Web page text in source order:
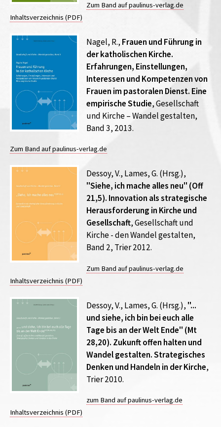
Zum Band auf paulinus-verlag.de
Inhaltsverzeichnis (PDF)
Nagel, R.,Frauen und Führung in
der katholischen Kirche.
Erfahrungen, Einstellungen,
Interessen und Kompetenzen von
Frauen im pastoralen Dienst. Eine
empirische Studie, Gesellschaft
und Kirche – Wandel gestalten,
Band 3, 2013.
Zum Band auf paulinus-verlag.de
Dessoy, V., Lames, G. (Hrsg.),
"Siehe, ich mache alles neu" (Off
21,5). Innovation als strategische
Herausforderung in Kirche und
Gesellschaft, Gesellschaft und
Kirche - den Wandel gestalten,
Band 2, Trier 2012.
Zum Band auf paulinus-verlag.de
Inhaltsverzeichnis (PDF)
Dessoy, V., Lames, G. (Hrsg.),"...
und siehe, ich bin bei euch alle
Tage bis an der Welt Ende" (Mt
28,20). Zukunft offen halten und
Wandel gestalten. Strategisches
Denken und Handeln in der Kirche,
Trier 2010.
zum Band auf paulinus-verlag.de
Inhaltsverzeichnis (PDF)